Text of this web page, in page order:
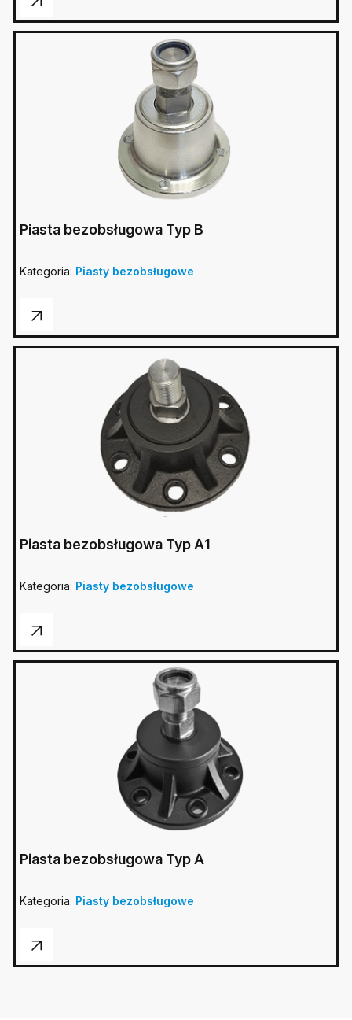
Piasta bezobsługowa Typ B
Kategoria: Piasty bezobsługowe
Piasta bezobsługowa Typ A1
Kategoria: Piasty bezobsługowe
Piasta bezobsługowa Typ A
Kategoria: Piasty bezobsługowe